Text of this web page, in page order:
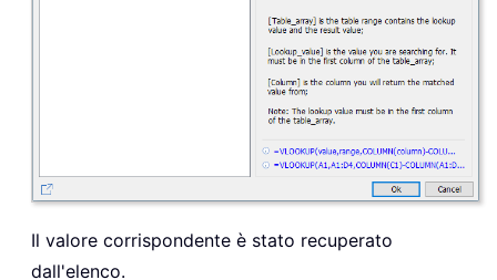
Il valore corrispondente è stato recuperato
dall'elenco.